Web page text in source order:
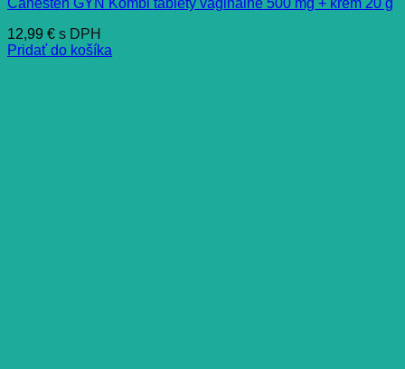
12,99 € s DPH
Pridať do košíka